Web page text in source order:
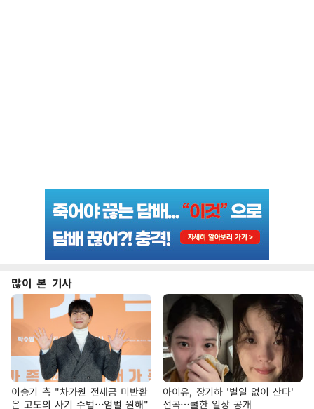
많이 본 기사
이승기 측 "차가원 전세금 미반환
은 고도의 사기 수법…엄벌 원해"
아이유, 장기하 '별일 없이 산다'
선곡…쿨한 일상 공개